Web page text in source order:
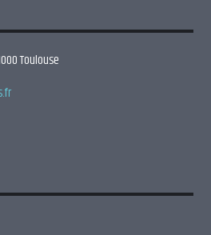
Toulouse